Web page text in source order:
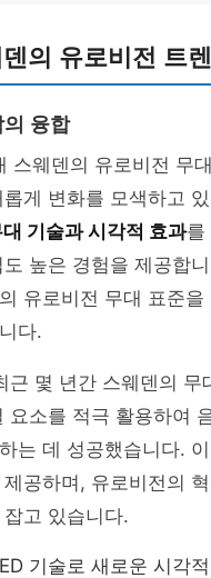
의 유로비전 트
융합
스웨덴의 유로비전 무
게 변화를 모색하고
기술과 시각적 효과를
높은 경험을 제공합
유로비전 무대 표준을
다.
근 몇 년간 스웨덴의 무
요소를 적극 활용하여
는 데 성공했습니다.
공하며, 유로비전의
고 있습니다.
기술로 새로운 시각